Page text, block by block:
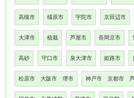
高槻市 橿原市 宇陀市 京田辺市
大津市 植栽 芦屋市 長岡京市
高砂 守口市 泉大津市 姫路市
松原市 大阪市 堺市 神戸市 京都市